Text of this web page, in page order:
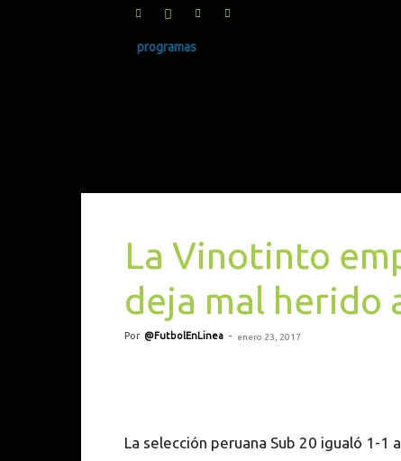
programas
La Vinotinto
deja mal herido
Por @FutbolEnLinea - enero 23, 2017
La selección peruana Sub 20 igualó 1-1